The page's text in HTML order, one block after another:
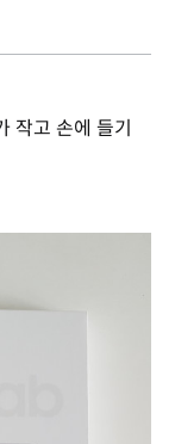
작고 손에 들기